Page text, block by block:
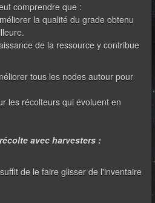
comprendre que :
la qualité du grade obtenu
de la ressource y contribue
tous les nodes autour pour
les récolteurs qui évoluent en
avec harvesters :
de le faire glisser de l'inventaire